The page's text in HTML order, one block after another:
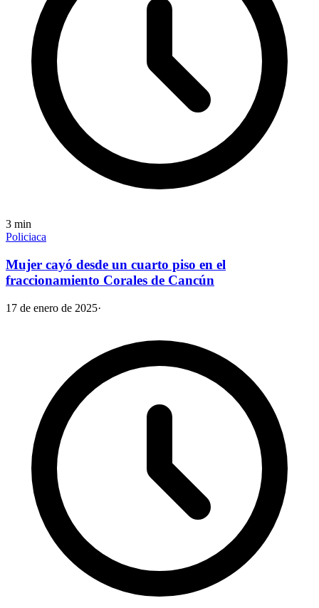
3 min
Policiaca
Mujer cayó desde un cuarto piso en el
fraccionamiento Corales de Cancún
17 de enero de 2025·